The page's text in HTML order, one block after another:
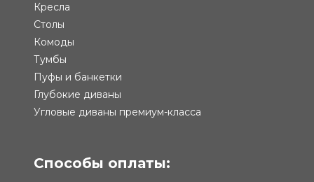
Кресла
Столы
Комоды
Тумбы
Пуфы и банкетки
Глубокие диваны
Угловые диваны премиум-класса
Способы оплаты: